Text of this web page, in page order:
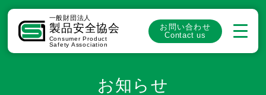
一般財団法人
製品安全協会
Consumer Product
Safety Association
お問い合わせ
Contact us
お知らせ